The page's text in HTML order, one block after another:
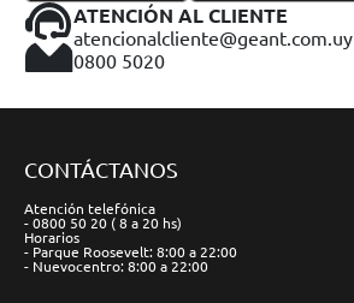
ATENCIÓN AL CLIENTE
atencionalcliente@geant.com.uy
0800 5020
CONTÁCTANOS
Atención telefónica
- 0800 50 20 ( 8 a 20 hs)
Horarios
- Parque Roosevelt: 8:00 a 22:00
- Nuevocentro: 8:00 a 22:00